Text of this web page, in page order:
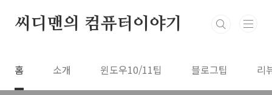
씨디맨의 컴퓨터이야기
홈 소개 윈도우10/11팁 블로그팁 리